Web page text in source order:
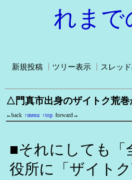
れまで
新規投稿 ツリー表示 スレッ
△門真市出身のザイトク荒巻
←back ↑menu ↑top forward→
■それにしても「
役所に「ザイトク